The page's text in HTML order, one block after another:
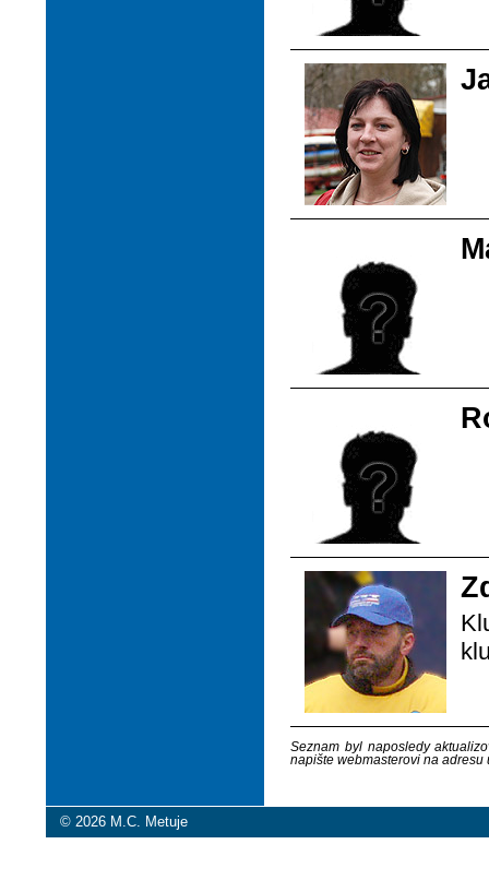
Seznam byl naposledy
napište webmasterovi na
© 2026 M.C. Metuje